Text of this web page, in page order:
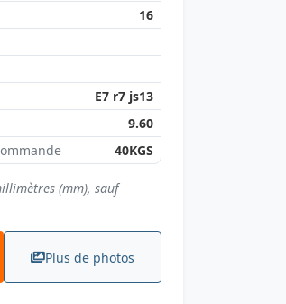
16
E7 r7 js13
9.60
40KGS
(mm), sauf
Plus de photos